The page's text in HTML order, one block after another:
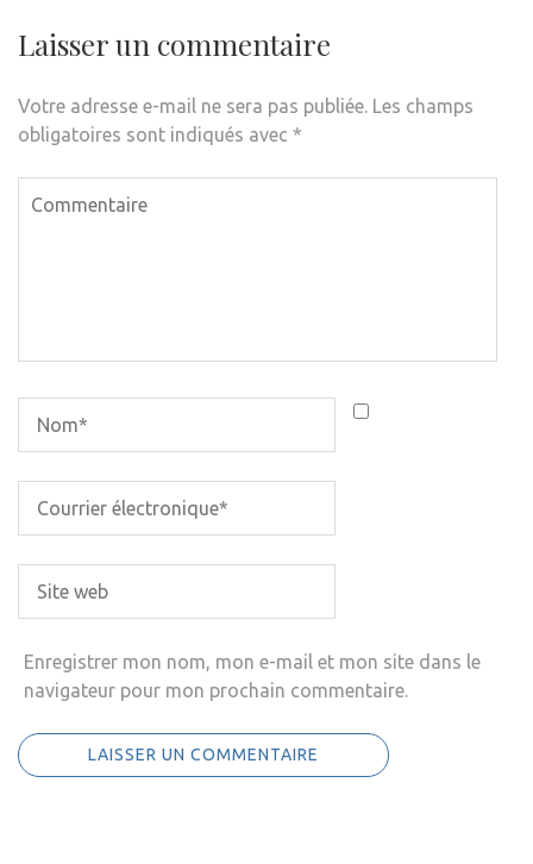
Laisser un commentaire
Votre adresse e-mail ne sera pas publiée. Les champs
obligatoires sont indiqués avec *
Enregistrer mon nom, mon e-mail et mon site dans le
navigateur pour mon prochain commentaire.